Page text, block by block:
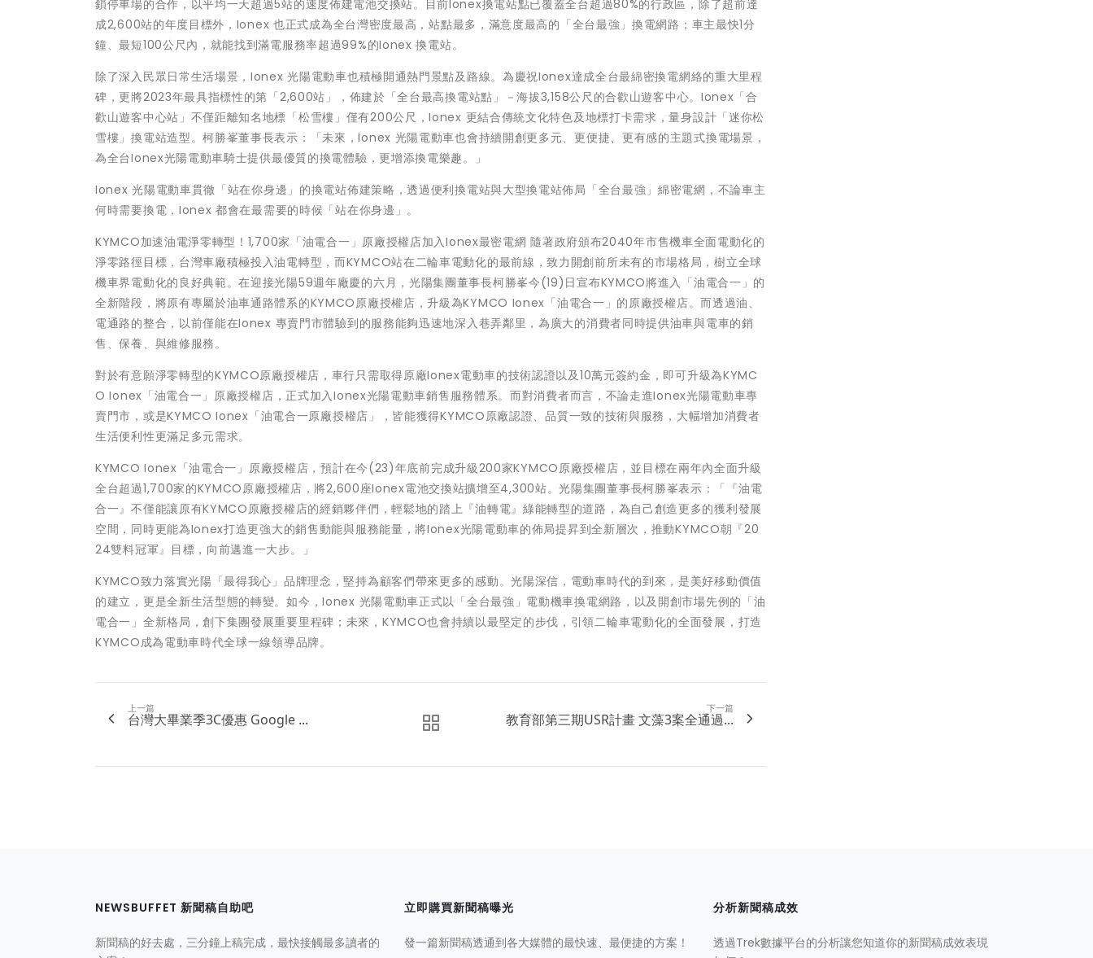
鎖停車場的合作，以平均一天超過5站的速度佈建電池交換站。目前Ionex換電站點已覆蓋全台超過80%的行政區，除了超前達
成2,600站的年度目標外，Ionex 也正式成為全台灣密度最高，站點最多，滿意度最高的「全台最強」換電網路；車主最快1分
鐘、最短100公尺內，就能找到滿電服務率超過99%的Ionex 換電站。
除了深入民眾日常生活場景，Ionex 光陽電動車也積極開通熱門景點及路線。為慶祝Ionex達成全台最綿密換電網絡的重大里程
碑，更將2023年最具指標性的第「2,600站」，佈建於「全台最高換電站點」－海拔3,158公尺的合歡山遊客中心。Ionex「合
歡山遊客中心站」不僅距離知名地標「松雪樓」僅有200公尺，Ionex 更結合傳統文化特色及地標打卡需求，量身設計「迷你松
雪樓」換電站造型。柯勝峯董事長表示：「未來，Ionex 光陽電動車也會持續開創更多元、更便捷、更有感的主題式換電場景，
為全台Ionex光陽電動車騎士提供最優質的換電體驗，更增添換電樂趣。」
Ionex 光陽電動車貫徹「站在你身邊」的換電站佈建策略，透過便利換電站與大型換電站佈局「全台最強」綿密電網，不論車主
何時需要換電，Ionex 都會在最需要的時候「站在你身邊」。
KYMCO加速油電淨零轉型！1,700家「油電合一」原廠授權店加入Ionex最密電網 隨著政府頒布2040年市售機車全面電動化的
淨零路徑目標，台灣車廠積極投入油電轉型，而KYMCO站在二輪車電動化的最前線，致力開創前所未有的市場格局，樹立全球
機車界電動化的良好典範。在迎接光陽59週年廠慶的六月，光陽集團董事長柯勝峯今(19)日宣布KYMCO將進入「油電合一」的
全新階段，將原有專屬於油車通路體系的KYMCO原廠授權店，升級為KYMCO Ionex「油電合一」的原廠授權店。而透過油、
電通路的整合，以前僅能在Ionex 專賣門市體驗到的服務能夠迅速地深入巷弄鄰里，為廣大的消費者同時提供油車與電車的銷
售、保養、與維修服務。
對於有意願淨零轉型的KYMCO原廠授權店，車行只需取得原廠Ionex電動車的技術認證以及10萬元簽約金，即可升級為KYMC
O Ionex「油電合一」原廠授權店，正式加入Ionex光陽電動車銷售服務體系。而對消費者而言，不論走進Ionex光陽電動車專
賣門市，或是KYMCO Ionex「油電合一原廠授權店」，皆能獲得KYMCO原廠認證、品質一致的技術與服務，大幅增加消費者
生活便利性更滿足多元需求。
KYMCO Ionex「油電合一」原廠授權店，預計在今(23)年底前完成升級200家KYMCO原廠授權店，並目標在兩年內全面升級
全台超過1,700家的KYMCO原廠授權店，將2,600座Ionex電池交換站擴增至4,300站。光陽集團董事長柯勝峯表示：「『油電
合一』不僅能讓原有KYMCO原廠授權店的經銷夥伴們，輕鬆地的踏上『油轉電』綠能轉型的道路，為自己創造更多的獲利發展
空間，同時更能為Ionex打造更強大的銷售動能與服務能量，將Ionex光陽電動車的佈局提昇到全新層次，推動KYMCO朝『20
24雙料冠軍』目標，向前邁進一大步。」
KYMCO致力落實光陽「最得我心」品牌理念，堅持為顧客們帶來更多的感動。光陽深信，電動車時代的到來，是美好移動價值
的建立，更是全新生活型態的轉變。如今，Ionex 光陽電動車正式以「全台最強」電動機車換電網路，以及開創市場先例的「油
電合一」全新格局，創下集團發展重要里程碑；未來，KYMCO也會持續以最堅定的步伐，引領二輪車電動化的全面發展，打造
KYMCO成為電動車時代全球一線領導品牌。
上一篇
台灣大畢業季3C優惠 Google ...
下一篇
教育部第三期USR計畫 文藻3案全通過...
NEWSBUFFET 新聞稿自助吧
新聞稿的好去處，三分鐘上稿完成，最快接觸最多讀者的
立即購買新聞稿曝光
發一篇新聞稿透通到各大媒體的最快速、最便捷的方案！
分析新聞稿成效
透過Trek數據平台的分析讓您知道你的新聞稿成效表現